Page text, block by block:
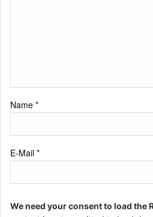
Name *
E-Mail *
We need your consent to load the